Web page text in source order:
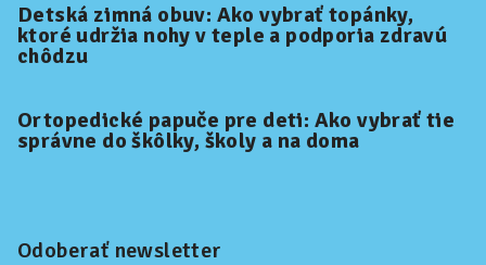
Detská zimná obuv: Ako vybrať topánky,
ktoré udržia nohy v teple a podporia zdravú
chôdzu
Ortopedické papuče pre deti: Ako vybrať tie
správne do škôlky, školy a na doma
Odoberať newsletter